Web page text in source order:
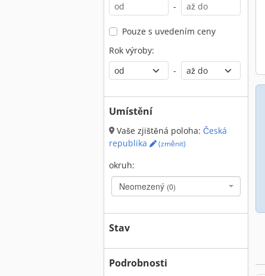
-
Pouze s uvedením ceny
Rok výroby:
-
Umístění
Vaše zjištěná poloha: Česká
republika
(změnit)
okruh:
Neomezený (0)
Stav
Podrobnosti